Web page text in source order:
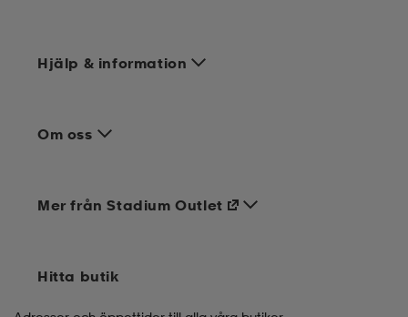
Hjälp & information
Om oss
Mer från Stadium Outlet
Hitta butik